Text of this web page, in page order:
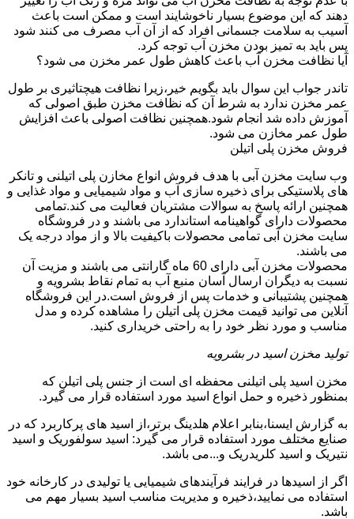
دهند که این موضوع بسیار ناخوشایند است و ممکن است باعث
آسیب به سلامت جسمانی افراد که از آن آب مصرف می کنند شود
پس باید به تمیز بودن مخزن آب توجه کرد.
آیا نظافت مخزن آب باعث کاهش طول عمر مخزن می شود؟
تاندر جواب این سوال باید بگویم خیر،زیرا نظافت هیچتاثیری بر طول
عمر مخزن ندارد به شرط آن که نظافت مخزن طبق اصولی که
آموزش داده شد انجام شود.همچنین نظافت اصولی باعث افزایش
طول عمر مخازن می شود.
فروش مخزن پلی اتیلن
وب سایت مخزن آبی با هدف فروش انواع مخازن پلی اتیلنی و تانکر
های پلاستیکی برای ذخیره سازی آب و مواد شیمیایی و مواد غذایی و
همچنین ارائه پاسخ به سوالات مشتریان فعالیت می کند.تمامی
محصولات دارای گواهینامه استاندارد می باشند و در فروشگاه
سایت مخزن آبی تمامی محصولات باکیفیت بالا و از مواد درجه یک
می باشند.
محصولات مخزن آبی دارای 60 ماه گارانتی می باشند و مزیت آن
نسبت به دیگران ارسال آسان منبع آب به تمام نقاط بشرویه و
همچنین پشتیبانی و خدمات پس از فروش است.در این فروشگاه
آنلاین می توانید قیمت مخزن پلی اتیلن را مشاهده کرده و مدل
مناسب و مورد نظر خود را به راحتی خریداری کنید.
تولید مخزن اسید در بشرویه
مخزن اسید پلی اتیلنی محفظه ای است از جنس پلی اتیلن که
بمنظور ذخیره و حمل انواع اسید مورد استفاده قرار می گیرد.
به گزارش ایسنا،بنابر اعلام هلدینگ برتر،از اسید های پرکاربرد که در
صنایع مختلف مورد استفاده قرار می گیرد: اسید سولفوریک و اسید
نتیریک و اسید کلریدریک و...می باشد.
اگر از اسیدها در فرایند فرآیندهای شیمیایی یا تولیدی در کارخانه خود
استفاده می نمایید،ذخیره و مدیریت مناسب اسید بسیار مهم می
باشد.